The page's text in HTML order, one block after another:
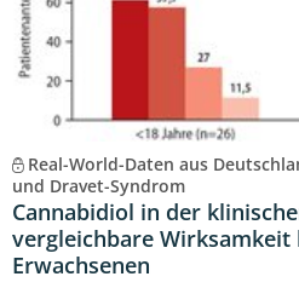
Real-World-Daten aus
und Dravet-Syndrom
Cannabidiol in der
vergleichbare Wirksamkeit
Erwachsenen